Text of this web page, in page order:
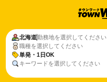
北海道勤務地を選択してください
職種を選択してください
単発・1日OK
キーワードを選択してください
北海道
単発・1日OK